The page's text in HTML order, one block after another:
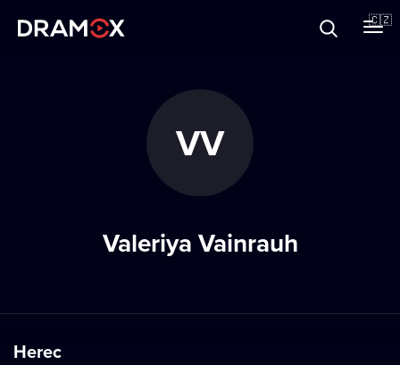
🇨🇿
VV
Valeriya Vainrauh
Herec